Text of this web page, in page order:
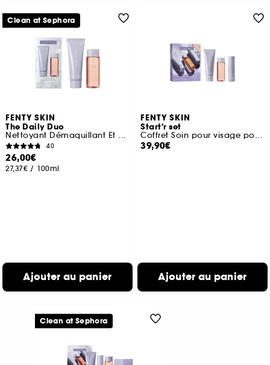
FENTY SKIN
The Daily Duo
Nettoyant Démaquillant Et Sérum Antioxydant
40
26,00€
27,37€ / 100ml
Ajouter au panier
Clean at Sephora
FENTY SKIN
Start'r set
Coffret Soin pour visage pour peaux normales à seches
39,90€
Ajouter au panier
Clean at Sephora